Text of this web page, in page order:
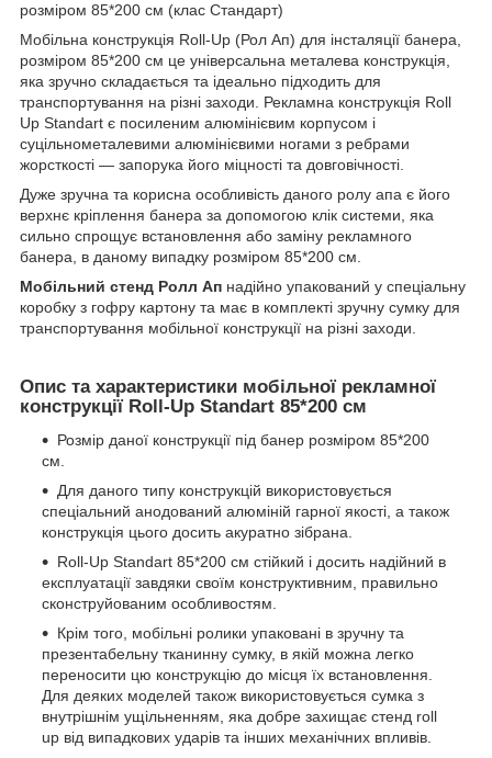
розміром 85*200 см (клас Стандарт)
Мобільна конструкція Roll-Up (Рол Ап) для інсталяції банера,
розміром 85*200 см це універсальна металева конструкція,
яка зручно складається та ідеально підходить для
транспортування на різні заходи. Рекламна конструкція Roll
Up Standart є посиленим алюмінієвим корпусом і
суцільнометалевими алюмінієвими ногами з ребрами
жорсткості ― запорука його міцності та довговічності.
Дуже зручна та корисна особливість даного ролу апа є його
верхнє кріплення банера за допомогою клік системи, яка
сильно спрощує встановлення або заміну рекламного
банера, в даному випадку розміром 85*200 см.
Мобільний стенд Ролл Ап надійно упакований у спеціальну
коробку з гофру картону та має в комплекті зручну сумку для
транспортування мобільної конструкції на різні заходи.
Опис та характеристики мобільної рекламної
конструкції Roll-Up Standart 85*200 см
Розмір даної конструкції під банер розміром 85*200
см.
Для даного типу конструкцій використовується
спеціальний анодований алюміній гарної якості, а також
конструкція цього досить акуратно зібрана.
Roll-Up Standart 85*200 см стійкий і досить надійний в
експлуатації завдяки своїм конструктивним, правильно
сконструйованим особливостям.
Крім того, мобільні ролики упаковані в зручну та
презентабельну тканинну сумку, в якій можна легко
переносити цю конструкцію до місця їх встановлення.
Для деяких моделей також використовується сумка з
внутрішнім ущільненням, яка добре захищає стенд roll
up від випадкових ударів та інших механічних впливів.